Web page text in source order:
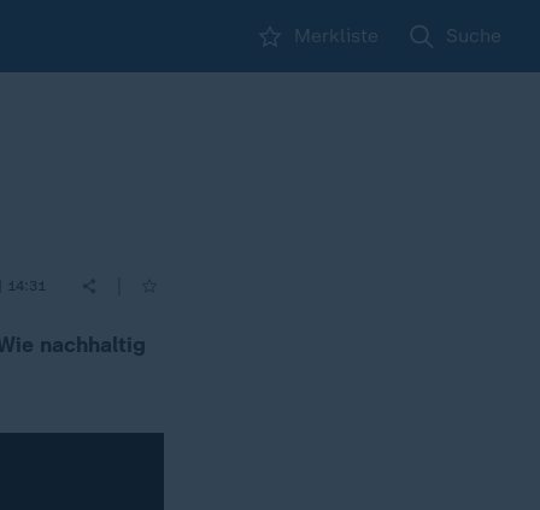
Merkliste Suche
14:31
nachhaltig